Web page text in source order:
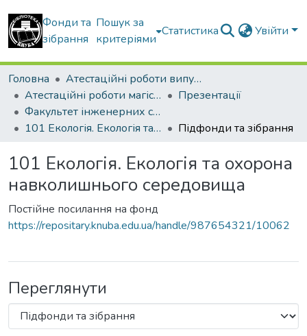
Фонди та
зібрання
Пошук за
критеріями
Статистика Увійти
Головна
Атестаційні роботи випускників
Атестаційні роботи магістрів
Презентації
Факультет інженерних систем та екології
101 Екологія. Екологія та охорона навколишнього середовища
Підфонди та зібрання
101 Екологія. Екологія та охорона
навколишнього середовища
Постійне посилання на фонд
https://repositary.knuba.edu.ua/handle/987654321/10062
Переглянути